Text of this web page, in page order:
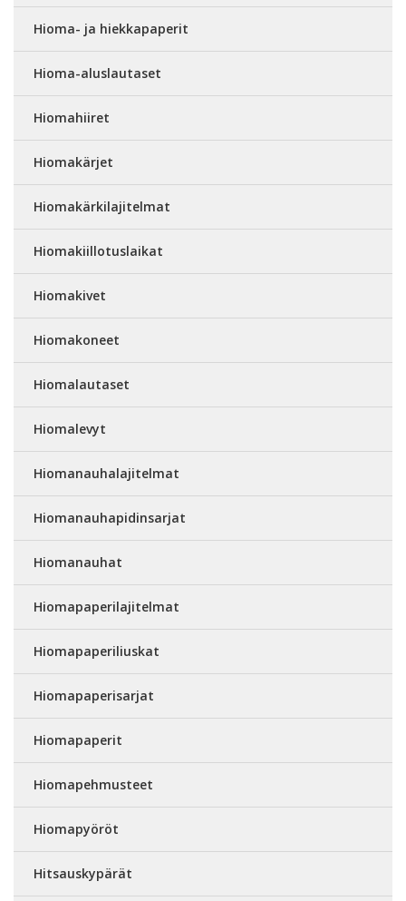
Hioma- ja hiekkapaperit
Hioma-aluslautaset
Hiomahiiret
Hiomakärjet
Hiomakärkilajitelmat
Hiomakiillotuslaikat
Hiomakivet
Hiomakoneet
Hiomalautaset
Hiomalevyt
Hiomanauhalajitelmat
Hiomanauhapidinsarjat
Hiomanauhat
Hiomapaperilajitelmat
Hiomapaperiliuskat
Hiomapaperisarjat
Hiomapaperit
Hiomapehmusteet
Hiomapyöröt
Hitsauskypärät